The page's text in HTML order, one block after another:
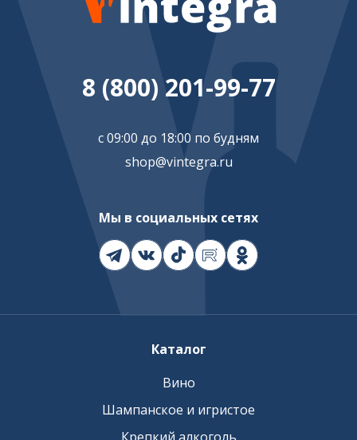
8 (800) 201-99-77
с 09:00 до 18:00 по будням
shop@vintegra.ru
Мы в социальных сетях
Каталог
Вино
Шампанское и игристое